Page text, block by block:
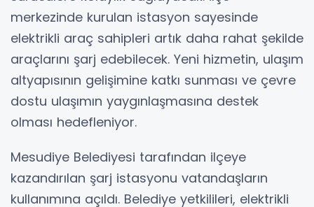
merkezinde kurulan istasyon sayesinde
elektrikli araç sahipleri artık daha rahat şekilde
araçlarını şarj edebilecek. Yeni hizmetin, ulaşım
altyapısının gelişimine katkı sunması ve çevre
dostu ulaşımın yaygınlaşmasına destek
olması hedefleniyor.
Mesudiye Belediyesi tarafından ilçeye
kazandırılan şarj istasyonu vatandaşların
kullanımına açıldı. Belediye yetkilileri, elektrikli